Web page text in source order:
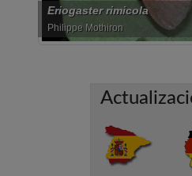
Agrochola nitida
Maciej Matraj